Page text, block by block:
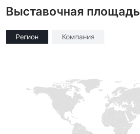
Выставочная площадь
Регион Компания